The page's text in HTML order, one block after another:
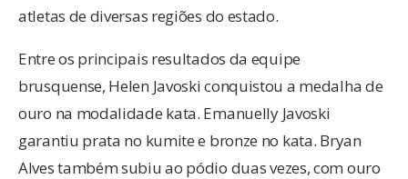
atletas de diversas regiões do estado.
Entre os principais resultados da equipe
brusquense, Helen Javoski conquistou a medalha de
ouro na modalidade kata. Emanuelly Javoski
garantiu prata no kumite e bronze no kata. Bryan
Alves também subiu ao pódio duas vezes, com ouro